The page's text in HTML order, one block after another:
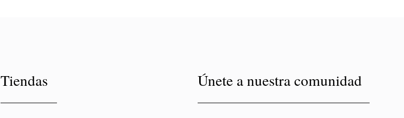
Tiendas Únete a nuestra comunidad